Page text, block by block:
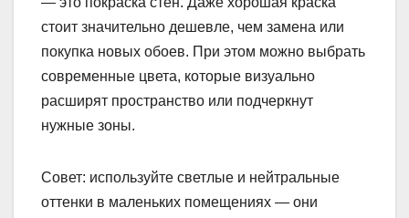
стоит значительно дешевле, чем замена или
покупка новых обоев. При этом можно выбрать
современные цвета, которые визуально
расширят пространство или подчеркнут
нужные зоны.
Совет: используйте светлые и нейтральные
оттенки в маленьких помещениях — они